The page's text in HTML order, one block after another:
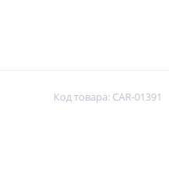
Код товара: CAR-01391